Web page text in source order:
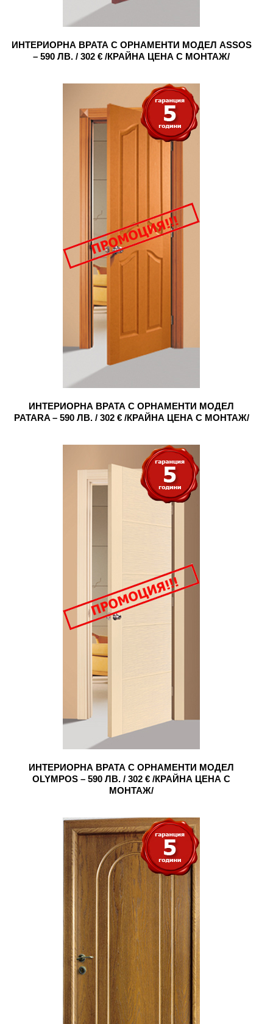
ИНТЕРИОРНА ВРАТА С ОРНАМЕНТИ МОДЕЛ ASSOS
– 590 ЛВ. / 302 € /КРАЙНА ЦЕНА С МОНТАЖ/
ИНТЕРИОРНА ВРАТА С ОРНАМЕНТИ МОДЕЛ
PATARA – 590 ЛВ. / 302 € /КРАЙНА ЦЕНА С МОНТАЖ/
ИНТЕРИОРНА ВРАТА С ОРНАМЕНТИ МОДЕЛ
OLYMPOS – 590 ЛВ. / 302 € /КРАЙНА ЦЕНА С
МОНТАЖ/